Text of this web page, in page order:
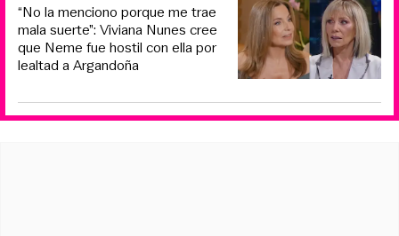
“No la menciono porque me trae
mala suerte”: Viviana Nunes cree
que Neme fue hostil con ella por
lealtad a Argandoña